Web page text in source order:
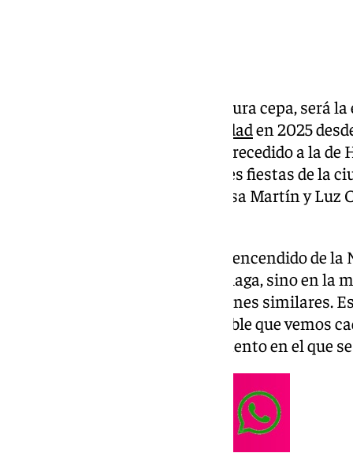
Diana Navarro, malagueña de pura cepa, será
Navidaden 2025
han sido los famosos que han precedido a la
de la que es ya una de las grandes fiestas de la
Banderas, María Casado, Vanessa Martín y Luz
Con los años, esta tradición del encendido de
presencia, no solamente en Málaga, sino en la
españoles que hacen celebraciones similares.
mucha importancia la cara visible que vemos
Francisco de la Torre en el momento en el que